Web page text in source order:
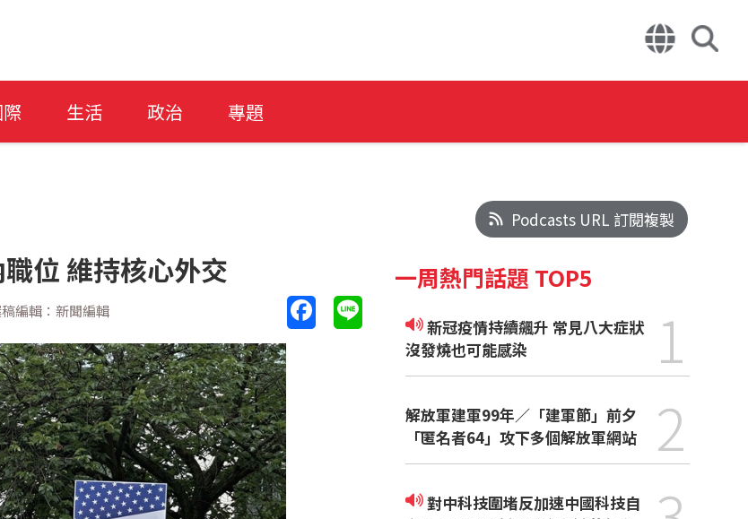
生活 政治 專題
位 維持核心外交
編輯：新聞編輯
Podcasts URL 訂閱複製
一周熱門話題 TOP5
新冠疫情持續飆升 常見八大症狀
沒發燒也可能感染
1
解放軍建軍99年／「建軍節」前夕
「匿名者64」攻下多個解放軍網站
2
對中科技圍堵反加速中國科技自